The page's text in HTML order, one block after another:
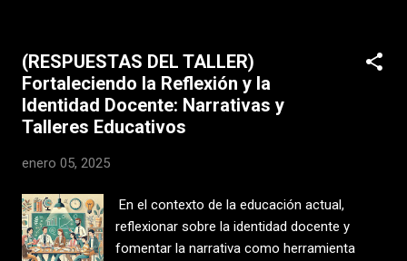
de tener múltiples suscripciones y pagos. Si
estás buscando una forma eficiente de
llevar tus proyectos al siguiente nivel, sigue
leyendo para descubrir cómo
buscando formas de optimizar mi tiempo y
(RESPUESTAS DEL TALLER)
Fortaleciendo la Reflexión y la
Identidad Docente: Narrativas y
Talleres Educativos
enero 05, 2025
En el contexto de la educación actual,
reflexionar sobre la identidad docente y
fomentar la narrativa como herramienta